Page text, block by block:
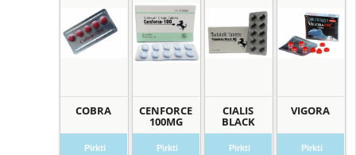
COBRA
Pirkti
CENFORCE
100MG
Pirkti
CIALIS
BLACK
Pirkti
VIGORA
Pirkti